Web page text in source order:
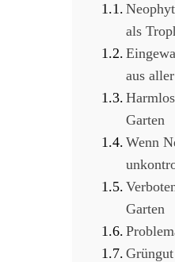
als
aus
Garten
Wenn
Garten